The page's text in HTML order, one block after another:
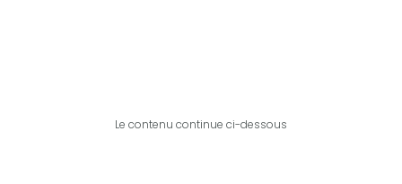
Le contenu continue ci-dessous